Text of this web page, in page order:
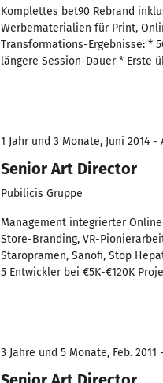
Komplettes bet90 Rebrand
Werbematerialien für Print,
Transformations-Ergebnisse: *
längere Session-Dauer * Erste
1 Jahr und 3 Monate, Juni 2014 -
Senior Art Director
Pubilicis Gruppe
Management integrierter
Store-Branding, VR-
Staropramen, Sanofi, Stop
5 Entwickler bei €5K-€120K
3 Jahre und 5 Monate, Feb. 2011